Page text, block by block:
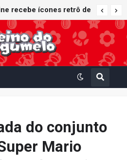
recebe ícones retrô de
Mario Kart: Super Circuit
do conjunto
Mario